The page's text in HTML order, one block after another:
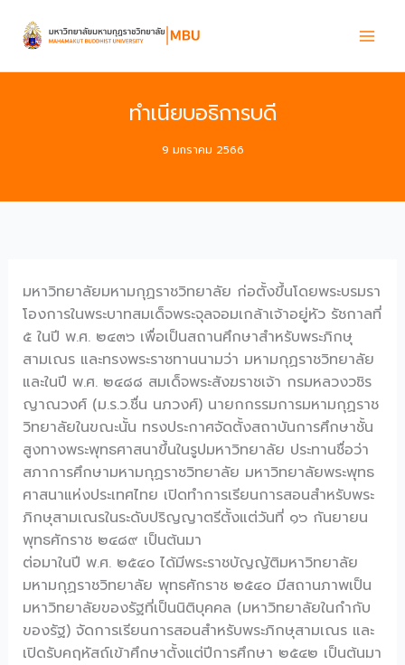
content
ทำเนียบอธิการบดี
9 มกราคม 2566
มหาวิทยาลัยมหามกุฏราชวิทยาลัย ก่อตั้งขึ้นโดยพระบรมรา
โองการในพระบาทสมเด็จพระจุลจอมเกล้าเจ้าอยู่หัว รัชกาลที่
๕ ในปี พ.ศ. ๒๔๓๖ เพื่อเป็นสถานศึกษาสำหรับพระภิกษุ
สามเณร และทรงพระราชทานนามว่า มหามกุฏราชวิทยาลัย
และในปี พ.ศ. ๒๔๘๘ สมเด็จพระสังฆราชเจ้า กรมหลวงวชิร
ญาณวงศ์ (ม.ร.ว.ชื่น นภวงศ์) นายกกรรมการมหามกุฏราช
วิทยาลัยในขณะนั้น ทรงประกาศจัดตั้งสถาบันการศึกษาชั้น
สูงทางพระพุทธศาสนาขึ้นในรูปมหาวิทยาลัย ประทานชื่อว่า
สภาการศึกษามหามกุฏราชวิทยาลัย มหาวิทยาลัยพระพุทธ
ศาสนาแห่งประเทศไทย เปิดทำการเรียนการสอนสำหรับพระ
ภิกษุสามเณรในระดับปริญญาตรีตั้งแต่วันที่ ๑๖ กันยายน
พุทธศักราช ๒๔๘๙ เป็นต้นมา
ต่อมาในปี พ.ศ. ๒๕๔๐ ได้มีพระราชบัญญัติมหาวิทยาลัย
มหามกุฏราชวิทยาลัย พุทธศักราช ๒๕๔๐ มีสถานภาพเป็น
มหาวิทยาลัยของรัฐที่เป็นนิติบุคคล (มหาวิทยาลัยในกำกับ
ของรัฐ) จัดการเรียนการสอนสำหรับพระภิกษุสามเณร และ
เปิดรับคฤหัสถ์เข้าศึกษาตั้งแต่ปีการศึกษา ๒๕๔๒ เป็นต้นมา